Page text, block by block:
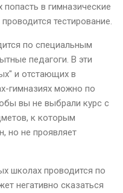
в гимназические
тестирование.
по специальным
педагоги. В эти
и отстающих в
гимназиях можно по
вы не выбрали курс с
к которым
но не проявляет
школах проводится по
негативно сказаться